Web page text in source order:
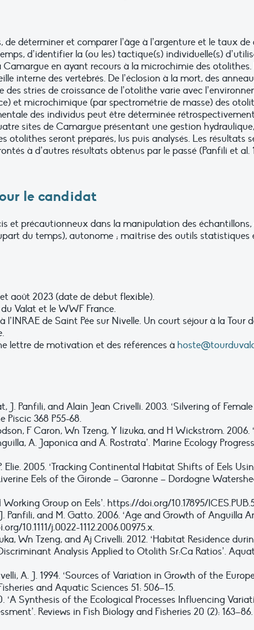
déterminer et comparer l’âge à l’argenture et le taux de
d’identifier la (ou les) tactique(s) individuelle(s)
Camargue en ayant recours à la microchimie des
interne des vertébrés. De l’éclosion à la mort, des
stries de croissance de l’otolithe varie avec
et microchimique (par spectrométrie de masse) des
des individus peut être déterminée
sites de Camargue présentant une gestion
otolithes seront préparés, lus puis analysés. Les résultats
à d’autres résultats obtenus par le passé (Panfili et al.
le candidat
et précautionneux dans la manipulation des
du temps), autonome ; maîtrise des outils
août 2023 (date de début flexible).
Valat et le WWF France.
de Saint Pée sur Nivelle. Un court séjour à la Tour
lettre de motivation et des références à
J. Panfili, and Alain Jean Crivelli. 2003. ‘Silvering of
Piscic 368 P55-68.
F Caron, Wn Tzeng, Y Iizuka, and H Wickström.
A. Japonica and A. Rostrata’. Marine Ecology
Elie. 2005. ‘Tracking Continental Habitat Shifts of Eels
Eels of the Gironde – Garonne – Dordogne
Group on Eels’. https://doi.org/10.17895/
J. Panfili, and M. Gatto. 2006. ‘Age and Growth of Anguilla
10.1111/j.0022-1112.2006.00975.x.
Wn Tzeng, and Aj Crivelli. 2012. ‘Habitat Residence
Analysis Applied to Otolith Sr:Ca Ratios’.
A. J. 1994. ‘Sources of Variation in Growth of the
and Aquatic Sciences 51: 506–15.
‘A Synthesis of the Ecological Processes Influencing
Reviews in Fish Biology and Fisheries 20 (2):